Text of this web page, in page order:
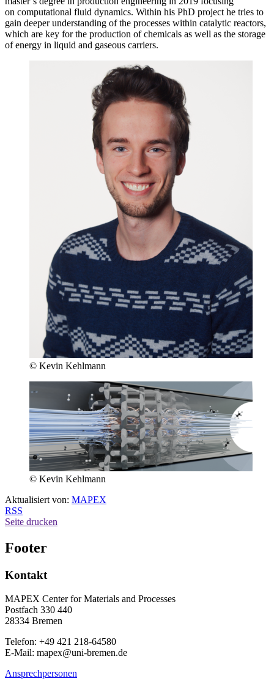
on computational fluid dynamics. Within his PhD project he tries to
gain deeper understanding of the processes within catalytic reactors,
which are key for the production of chemicals as well as the storage
of energy in liquid and gaseous carriers.
© Kevin Kehlmann
© Kevin Kehlmann
Aktualisiert von: MAPEX
RSS
Seite drucken
Footer
Kontakt
MAPEX Center for Materials and Processes
Postfach 330 440
28334 Bremen
Telefon: +49 421 218-64580
E-Mail: mapex@uni-bremen.de
Ansprechpersonen